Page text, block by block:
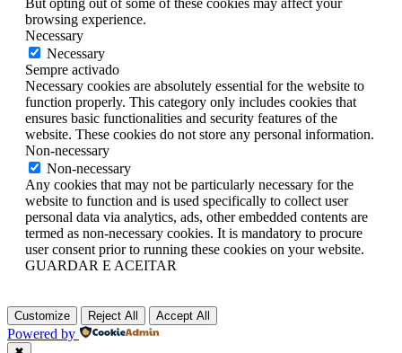
browsing experience.
Necessary
Necessary
Sempre activado
Necessary cookies are absolutely essential for the website to
function properly. This category only includes cookies that
ensures basic functionalities and security features of the
website. These cookies do not store any personal information.
Non-necessary
Non-necessary
Any cookies that may not be particularly necessary for the
website to function and is used specifically to collect user
personal data via analytics, ads, other embedded contents are
termed as non-necessary cookies. It is mandatory to procure
user consent prior to running these cookies on your website.
GUARDAR E ACEITAR
Customize Reject All Accept All
Powered by